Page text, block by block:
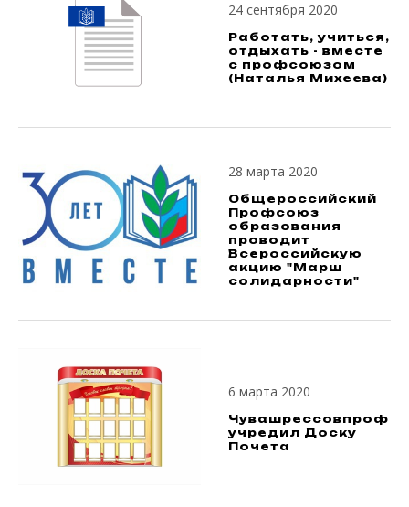
24 сентября 2020
Работать, учиться,
отдыхать - вместе
с профсоюзом
(Наталья Михеева)
28 марта 2020
Общероссийский
Профсоюз
образования
проводит
Всероссийскую
акцию "Марш
солидарности"
6 марта 2020
Чувашрессовпроф
учредил Доску
Почета